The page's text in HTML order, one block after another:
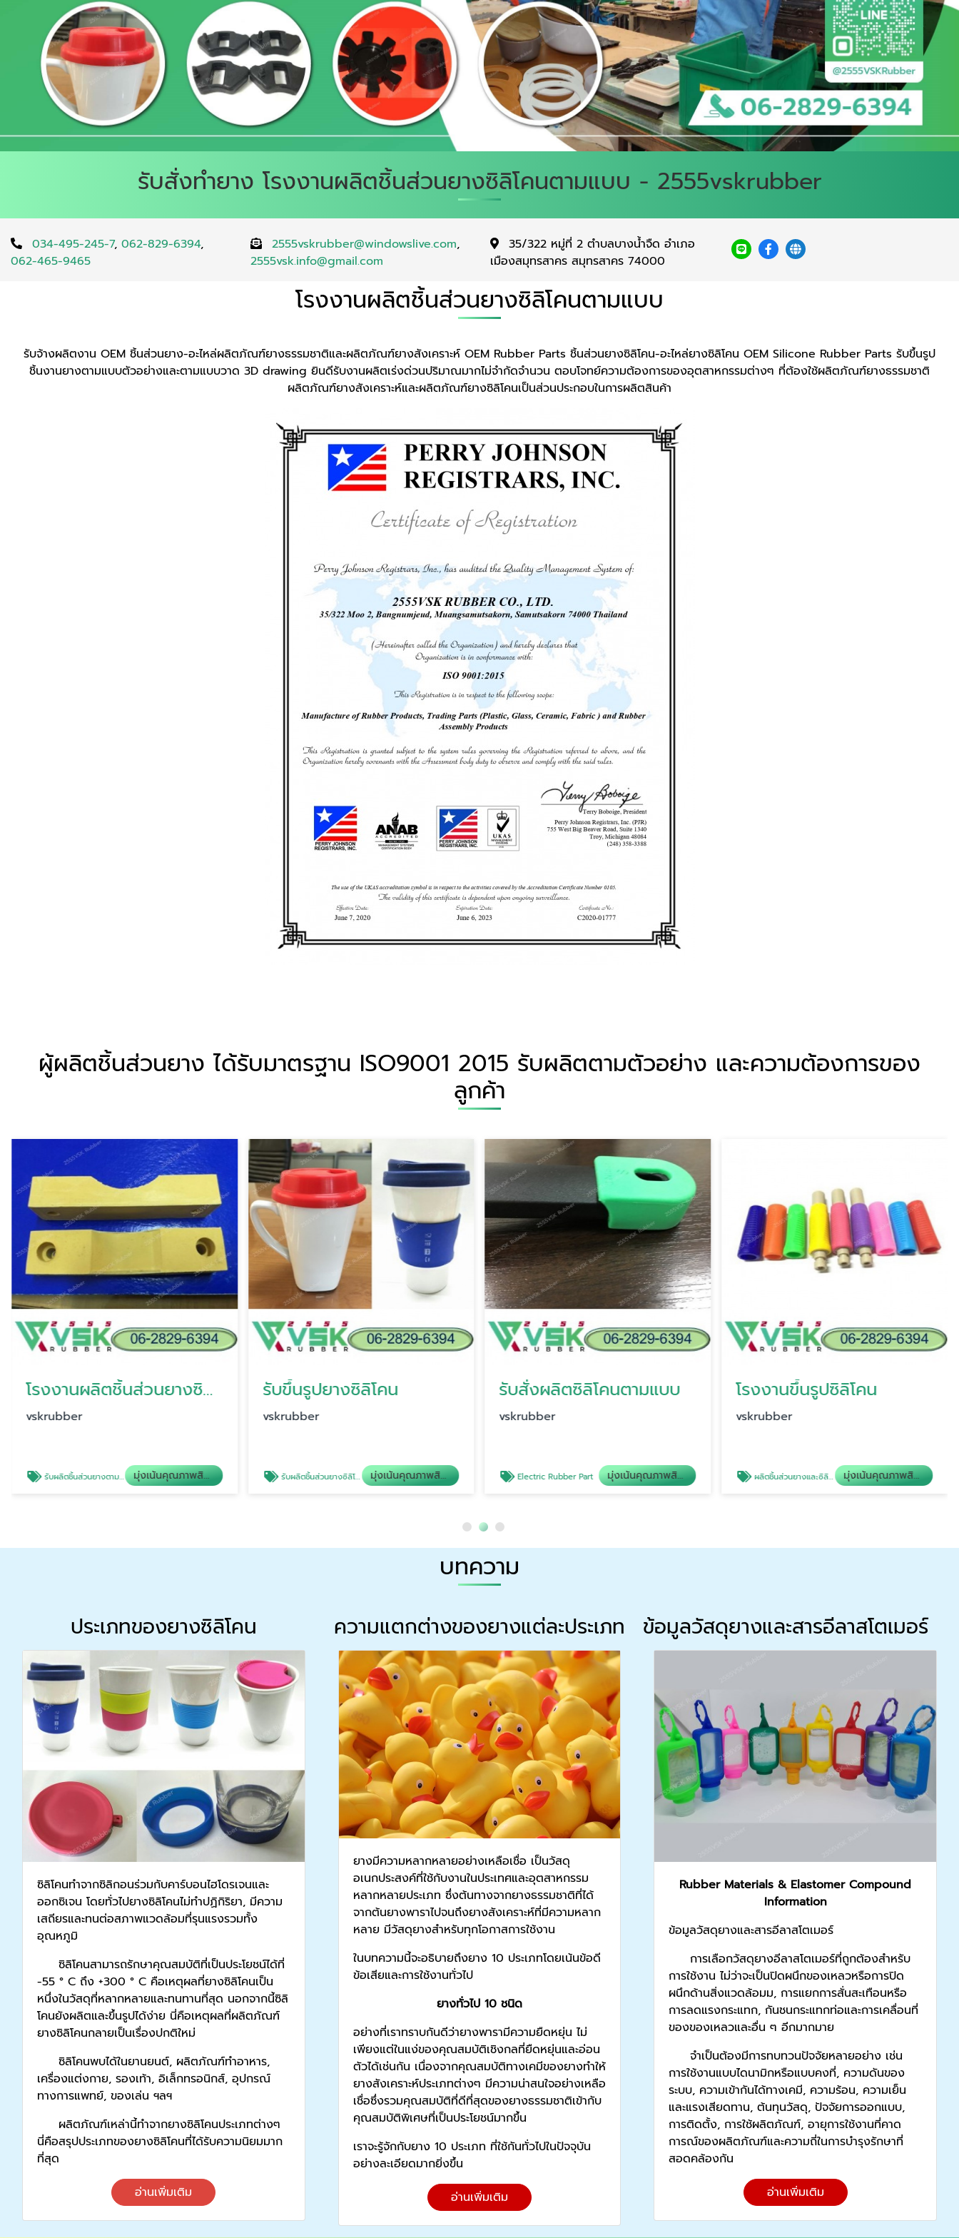
รับสั่งทำยาง โรงงานผลิตชิ้นส่วนยางซิลิโคนตามแบบ - 2555vskrubber
034-495-245-7, 062-829-6394,
062-465-9465
2555vskrubber@windowslive.com,
2555vsk.info@gmail.com
35/322 หมู่ที่ 2 ตำบลบางน้ำจืด อำเภอ
เมืองสมุทรสาคร สมุทรสาคร 74000
โรงงานผลิตชิ้นส่วนยางซิลิโคนตามแบบ
รับจ้างผลิตงาน OEM ชิ้นส่วนยาง-อะไหล่ผลิตภัณฑ์ยางธรรมชาติและผลิตภัณฑ์ยางสังเคราะห์ OEM Rubber Parts ชิ้นส่วนยางซิลิโคน-อะไหล่ยางซิลิโคน OEM Silicone Rubber Parts รับขึ้นรูป
ชิ้นงานยางตามแบบตัวอย่างและตามแบบวาด 3D drawing ยินดีรับงานผลิตเร่งด่วนปริมาณมากไม่จำกัดจำนวน ตอบโจทย์ความต้องการของอุตสาหกรรมต่างๆ ที่ต้องใช้ผลิตภัณฑ์ยางธรรมชาติ
ผลิตภัณฑ์ยางสังเคราะห์และผลิตภัณฑ์ยางซิลิโคนเป็นส่วนประกอบในการผลิตสินค้า
ผู้ผลิตชิ้นส่วนยาง ได้รับมาตรฐาน ISO9001 2015 รับผลิตตามตัวอย่าง และความต้องการของ
ลูกค้า
โรงงานผลิตชิ้นส่วนยางซิลิโคนตามแบบ
vskrubber
รับผลิตชิ้นส่วนยางตามตัวอย่าง มุ่งเน้นคุณภาพสินค้า
รับขึ้นรูปยางซิลิโคน
vskrubber
รับผลิตชิ้นส่วนยางซิลิโคน มุ่งเน้นคุณภาพสินค้า
รับสั่งผลิตซิลิโคนตามแบบ
vskrubber
Electric Rubber Part มุ่งเน้นคุณภาพสินค้า
โรงงานขึ้นรูปซิลิโคน
vskrubber
ผลิตชิ้นส่วนยางและซิลิโคน มุ่งเน้นคุณภาพสินค้า
บทความ
ประเภทของยางซิลิโคน
ซิลิโคนทำจากซิลิกอนร่วมกับคาร์บอนไฮโดรเจนและ
ออกซิเจน โดยทั่วไปยางซิลิโคนไม่ทำปฏิกิริยา, มีความ
เสถียรและทนต่อสภาพแวดล้อมที่รุนแรงรวมทั้ง
อุณหภูมิ
ซิลิโคนสามารถรักษาคุณสมบัติที่เป็นประโยชน์ได้ที่
-55 ° C ถึง +300 ° C คือเหตุผลที่ยางซิลิโคนเป็น
หนึ่งในวัสดุที่หลากหลายและทนทานที่สุด นอกจากนี้ซิลิ
โคนยังผลิตและขึ้นรูปได้ง่าย นี่คือเหตุผลที่ผลิตภัณฑ์
ยางซิลิโคนกลายเป็นเรื่องปกติใหม่
ซิลิโคนพบได้ในยานยนต์, ผลิตภัณฑ์ทำอาหาร,
เครื่องแต่งกาย, รองเท้า, อิเล็กทรอนิกส์, อุปกรณ์
ทางการแพทย์, ของเล่น ฯลฯ
ผลิตภัณฑ์เหล่านี้ทำจากยางซิลิโคนประเภทต่างๆ
นี่คือสรุปประเภทของยางซิลิโคนที่ได้รับความนิยมมาก
ที่สุด
อ่านเพิ่มเติม
ความแตกต่างของยางแต่ละประเภท
ยางมีความหลากหลายอย่างเหลือเชื่อ เป็นวัสดุ
อเนกประสงค์ที่ใช้กับงานในประเทศและอุตสาหกรรม
หลากหลายประเภท ซึ่งต้นทางจากยางธรรมชาติที่ได้
จากต้นยางพาราไปจนถึงยางสังเคราะห์ที่มีความหลาก
หลาย มีวัสดุยางสำหรับทุกโอกาสการใช้งาน
ในบทความนี้จะอธิบายถึงยาง 10 ประเภทโดยเน้นข้อดี
ข้อเสียและการใช้งานทั่วไป
ยางทั่วไป 10 ชนิด
อย่างที่เราทราบกันดีว่ายางพารามีความยืดหยุ่น ไม่
เพียงแต่ในแง่ของคุณสมบัติเชิงกลที่ยืดหยุ่นและอ่อน
ตัวได้เช่นกัน เนื่องจากคุณสมบัติทางเคมีของยางทำให้
ยางสังเคราะห์ประเภทต่างๆ มีความน่าสนใจอย่างเหลือ
เชื่อซึ่งรวมคุณสมบัติที่ดีที่สุดของยางธรรมชาติเข้ากับ
คุณสมบัติพิเศษที่เป็นประโยชน์มากขึ้น
เราจะรู้จักกับยาง 10 ประเภท ที่ใช้กันทั่วไปในปัจจุบัน
อย่างละเอียดมากยิ่งขึ้น
อ่านเพิ่มเติม
ข้อมูลวัสดุยางและสารอีลาสโตเมอร์
Rubber Materials & Elastomer Compound
Information
ข้อมูลวัสดุยางและสารอีลาสโตเมอร์
การเลือกวัสดุยางอีลาสโตเมอร์ที่ถูกต้องสำหรับ
การใช้งาน ไม่ว่าจะเป็นปิดผนึกของเหลวหรือการปิด
ผนึกด้านสิ่งแวดล้อมม, การแยกการสั่นสะเทือนหรือ
การลดแรงกระแทก, กันชนกระแทกท่อและการเคลื่อนที่
ของของเหลวและอื่น ๆ อีกมากมาย
จำเป็นต้องมีการทบทวนปัจจัยหลายอย่าง เช่น
การใช้งานแบบไดนามิกหรือแบบคงที่, ความดันของ
ระบบ, ความเข้ากันได้ทางเคมี, ความร้อน, ความเย็น
และแรงเสียดทาน, ต้นทุนวัสดุ, ปัจจัยการออกแบบ,
การติดตั้ง, การใช้ผลิตภัณฑ์, อายุการใช้งานที่คาด
การณ์ของผลิตภัณฑ์และความถี่ในการบำรุงรักษาที่
สอดคล้องกัน
อ่านเพิ่มเติม